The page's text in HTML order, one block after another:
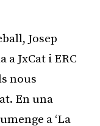
Josep
a JxCat i ERC
nous
En una
a ‘La